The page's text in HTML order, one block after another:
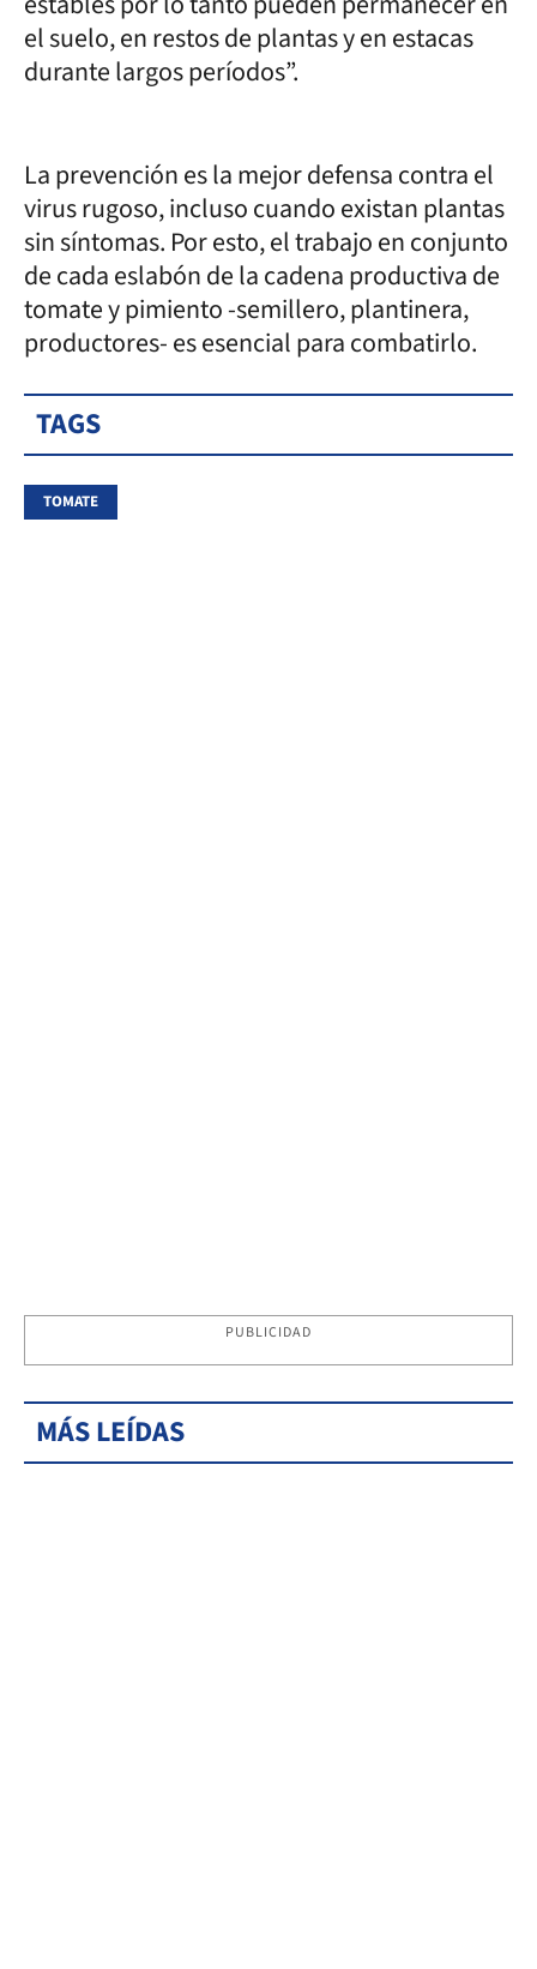
el suelo, en restos de plantas y en estacas
durante largos períodos”.
La prevención es la mejor defensa contra el
virus rugoso, incluso cuando existan plantas
sin síntomas. Por esto, el trabajo en conjunto
de cada eslabón de la cadena productiva de
tomate y pimiento -semillero, plantinera,
productores- es esencial para combatirlo.
TAGS
TOMATE
PUBLICIDAD
MÁS LEÍDAS